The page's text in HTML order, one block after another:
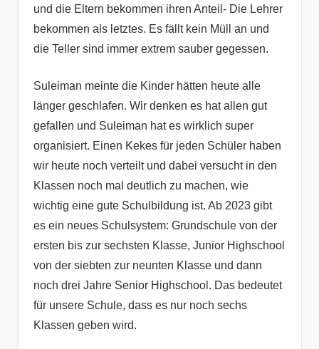
und die Eltern bekommen ihren Anteil- Die Lehrer
bekommen als letztes. Es fällt kein Müll an und
die Teller sind immer extrem sauber gegessen.
Suleiman meinte die Kinder hätten heute alle
länger geschlafen. Wir denken es hat allen gut
gefallen und Suleiman hat es wirklich super
organisiert. Einen Kekes für jeden Schüler haben
wir heute noch verteilt und dabei versucht in den
Klassen noch mal deutlich zu machen, wie
wichtig eine gute Schulbildung ist. Ab 2023 gibt
es ein neues Schulsystem: Grundschule von der
ersten bis zur sechsten Klasse, Junior Highschool
von der siebten zur neunten Klasse und dann
noch drei Jahre Senior Highschool. Das bedeutet
für unsere Schule, dass es nur noch sechs
Klassen geben wird.